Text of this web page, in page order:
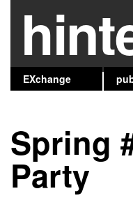
EXchange
Spring
Party